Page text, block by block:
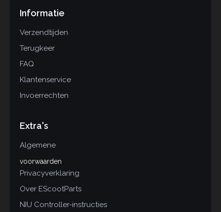
Informatie
Verzendtijden
Terugkeer
FAQ
Klantenservice
Invoerrechten
Extra's
Algemene
voorwaarden
Privacyverklaring
Over EScootParts
NIU Controller-instructies